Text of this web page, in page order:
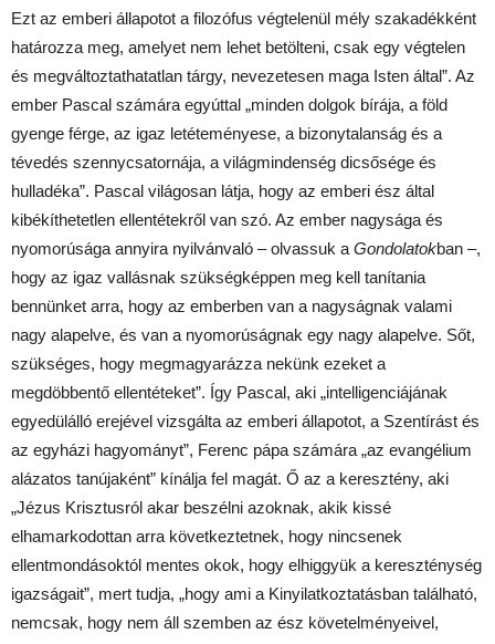
Ezt az emberi állapotot a filozófus végtelenül mély szakadékként
határozza meg, amelyet nem lehet betölteni, csak egy végtelen
és megváltoztathatatlan tárgy, nevezetesen maga Isten által”. Az
ember Pascal számára egyúttal „minden dolgok bírája, a föld
gyenge férge, az igaz letéteményese, a bizonytalanság és a
tévedés szennycsatornája, a világmindenség dicsősége és
hulladéka”. Pascal világosan látja, hogy az emberi ész által
kibékíthetetlen ellentétekről van szó. Az ember nagysága és
nyomorúsága annyira nyilvánvaló – olvassuk a Gondolatokban –,
hogy az igaz vallásnak szükségképpen meg kell tanítania
bennünket arra, hogy az emberben van a nagyságnak valami
nagy alapelve, és van a nyomorúságnak egy nagy alapelve. Sőt,
szükséges, hogy megmagyarázza nekünk ezeket a
megdöbbentő ellentéteket”. Így Pascal, aki „intelligenciájának
egyedülálló erejével vizsgálta az emberi állapotot, a Szentírást és
az egyházi hagyományt”, Ferenc pápa számára „az evangélium
alázatos tanújaként” kínálja fel magát. Ő az a keresztény, aki
„Jézus Krisztusról akar beszélni azoknak, akik kissé
elhamarkodottan arra következtetnek, hogy nincsenek
ellentmondásoktól mentes okok, hogy elhiggyük a kereszténység
igazságait”, mert tudja, „hogy ami a Kinyilatkoztatásban található,
nemcsak, hogy nem áll szemben az ész követelményeivel,